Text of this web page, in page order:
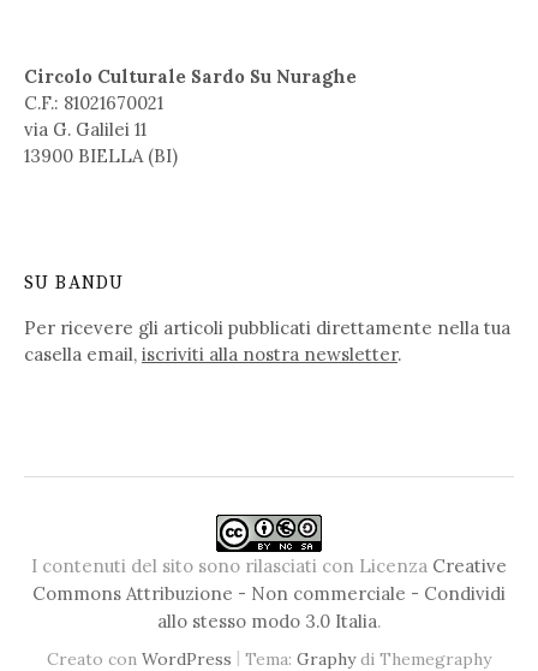
Circolo Culturale Sardo Su Nuraghe
C.F.: 81021670021
via G. Galilei 11
13900 BIELLA (BI)
SU BANDU
Per ricevere gli articoli pubblicati direttamente nella tua
casella email, iscriviti alla nostra newsletter.
I contenuti del sito sono rilasciati con Licenza Creative
Commons Attribuzione - Non commerciale - Condividi
allo stesso modo 3.0 Italia.
Creato con WordPress | Tema: Graphydi Themegraphy